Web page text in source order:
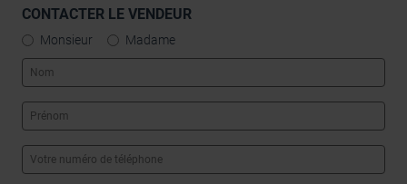
CONTACTER LE VENDEUR
Monsieur Madame